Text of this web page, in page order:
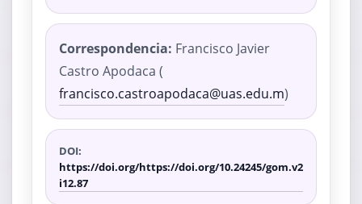
Correspondencia: Francisco Javier
Castro Apodaca (
francisco.castroapodaca@uas.edu.m)
DOI:
https://doi.org/https://doi.org/10.24245/gom.v2
i12.87